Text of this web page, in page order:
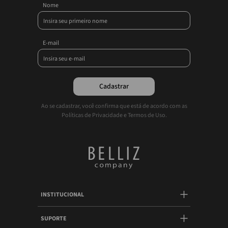
Nome
E-mail
Cadastrar
Ao se cadastrar, você confirma que está de acordo com as
Políticas de Privacidade e Termos de Uso.
INSTITUCIONAL
SUPORTE